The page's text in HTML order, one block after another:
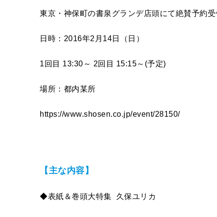
東京・神保町の書泉グランデ店頭にて絶賛予約
日時：2016年2月14日（日）
1回目 13:30～ 2回目 15:15～(予定)
場所：都内某所
https://www.shosen.co.jp/event/28150/
【主な内容】
◆表紙＆巻頭大特集 久保ユリカ